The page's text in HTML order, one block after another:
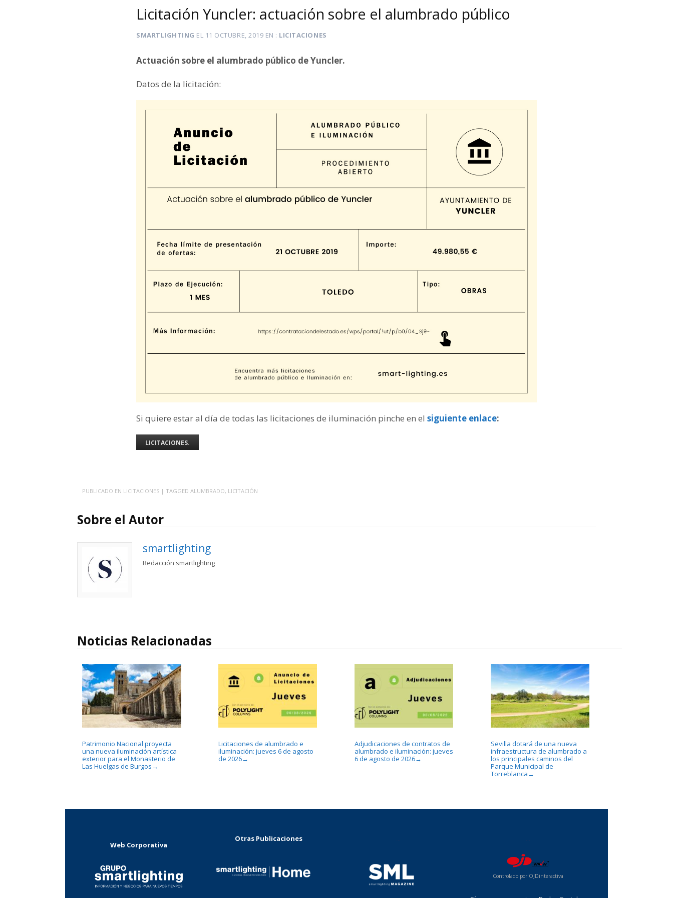
Licitación Yuncler: actuación sobre el alumbrado público
SMARTLIGHTING EL 11 OCTUBRE, 2019 EN LICITACIONES
Actuación sobre el alumbrado público de Yuncler.
Datos de la licitación:
Si quiere estar al día de todas las licitaciones de iluminación pinche en el siguiente enlace:
LICITACIONES.
PUBLICADO EN LICITACIONES | TAGGED ALUMBRADO, LICITACIÓN
Sobre el Autor
smartlighting
Redacción smartlighting
Noticias Relacionadas
Patrimonio Nacional proyecta
una nueva iluminación artística
exterior para el Monasterio de
Las Huelgas de Burgos →
Licitaciones de alumbrado e
iluminación: jueves 6 de agosto
de 2026→
Adjudicaciones de contratos de
alumbrado e iluminación: jueves
6 de agosto de 2026→
Sevilla dotará de una nueva
infraestructura de alumbrado a
los principales caminos del
Parque Municipal de
Torreblanca →
Web Corporativa
Otras Publicaciones
Controlado por OJDinteractiva